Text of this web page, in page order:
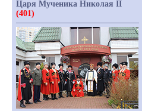
Царя Мученика Николая II
(401)